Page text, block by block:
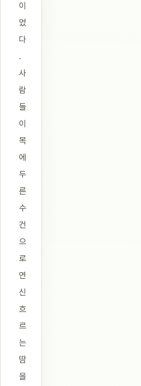
이
었
다
.
사
람
들
이
목
에
두
른
수
건
으
로
연
신
흐
르
는
땀
을